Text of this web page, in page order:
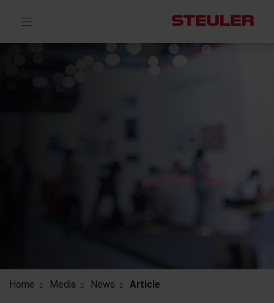
Home Media News Article